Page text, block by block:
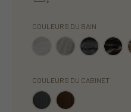
COULEURS DU BAIN
COULEURS DU CABINET